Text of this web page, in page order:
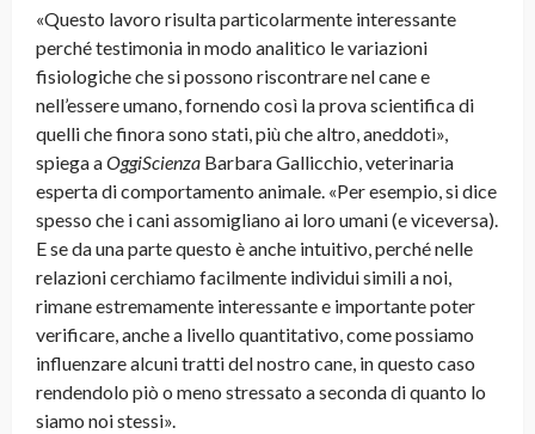
«Questo lavoro risulta particolarmente interessante
perché testimonia in modo analitico le variazioni
fisiologiche che si possono riscontrare nel cane e
nell’essere umano, fornendo così la prova scientifica di
quelli che finora sono stati, più che altro, aneddoti»,
spiega aOggiScienza Barbara Gallicchio, veterinaria
esperta di comportamento animale. «Per esempio, si dice
spesso che i cani assomigliano ai loro umani (e viceversa).
E se da una parte questo è anche intuitivo, perché nelle
relazioni cerchiamo facilmente individui simili a noi,
rimane estremamente interessante e importante poter
verificare, anche a livello quantitativo, come possiamo
influenzare alcuni tratti del nostro cane, in questo caso
rendendolo piò o meno stressato a seconda di quanto lo
siamo noi stessi».